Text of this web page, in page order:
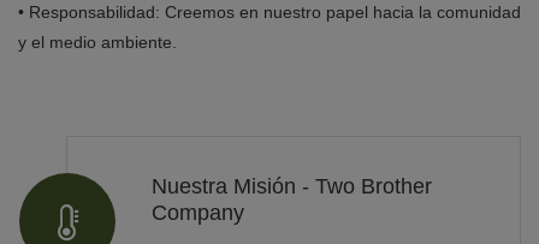
• Responsabilidad: Creemos en nuestro papel hacia la comunidad
y el medio ambiente.
Nuestra Misión - Two Brother
Company